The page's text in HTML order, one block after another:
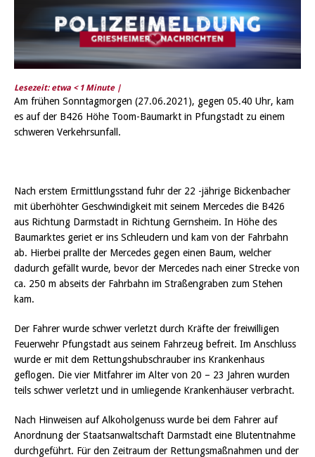
Lesezeit: etwa < 1 Minute |
Am frühen Sonntagmorgen (27.06.2021), gegen 05.40 Uhr, kam
es auf der B426 Höhe Toom-Baumarkt in Pfungstadt zu einem
schweren Verkehrsunfall.
Nach erstem Ermittlungsstand fuhr der 22 -jährige Bickenbacher
mit überhöhter Geschwindigkeit mit seinem Mercedes die B426
aus Richtung Darmstadt in Richtung Gernsheim. In Höhe des
Baumarktes geriet er ins Schleudern und kam von der Fahrbahn
ab. Hierbei prallte der Mercedes gegen einen Baum, welcher
dadurch gefällt wurde, bevor der Mercedes nach einer Strecke von
ca. 250 m abseits der Fahrbahn im Straßengraben zum Stehen
kam.
Der Fahrer wurde schwer verletzt durch Kräfte der freiwilligen
Feuerwehr Pfungstadt aus seinem Fahrzeug befreit. Im Anschluss
wurde er mit dem Rettungshubschrauber ins Krankenhaus
geflogen. Die vier Mitfahrer im Alter von 20 – 23 Jahren wurden
teils schwer verletzt und in umliegende Krankenhäuser verbracht.
Nach Hinweisen auf Alkoholgenuss wurde bei dem Fahrer auf
Anordnung der Staatsanwaltschaft Darmstadt eine Blutentnahme
durchgeführt. Für den Zeitraum der Rettungsmaßnahmen und der